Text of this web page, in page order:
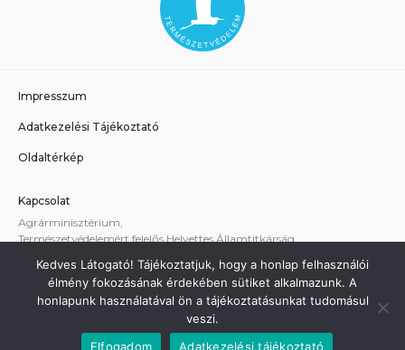
Impresszum
Adatkezelési Tájékoztató
Oldaltérkép
Kapcsolat
Agrárminisztérium,
Természetvédelemért felelős Helyettes Államtitkárság
A weboldallal kapcsolatos technikai támogatás:
termeszetvedelem@am.gov.hu
Kedves Látogató! Tájékoztatjuk, hogy a honlap felhasználói
élmény fokozásának érdekében sütiket alkalmazunk. A
honlapunk használatával ön a tájékoztatásunkat tudomásul
veszi.
Elfogadom
Adatkezelési tájékoztató